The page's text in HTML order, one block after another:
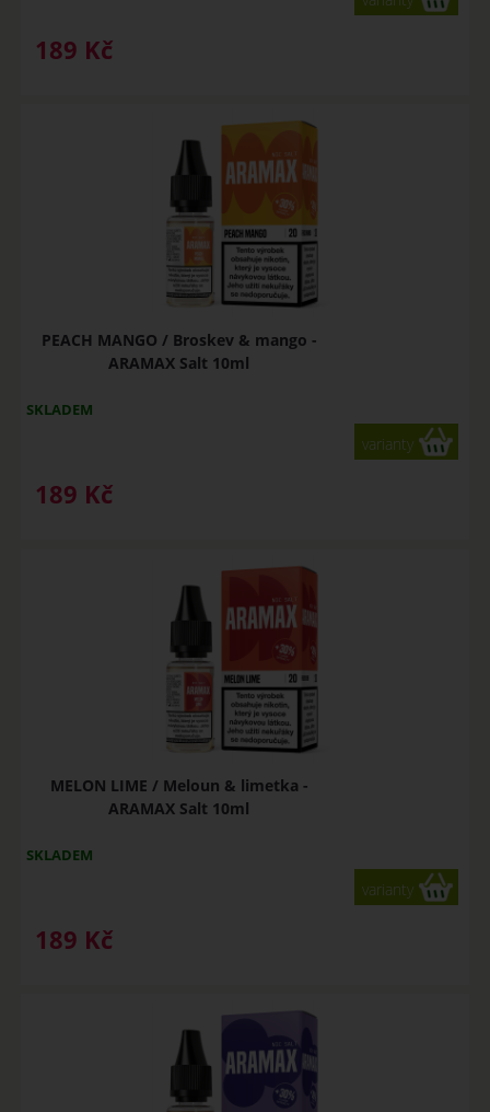
189 Kč
PEACH MANGO / Broskev & mango -
ARAMAX Salt 10ml
SKLADEM
varianty
189 Kč
MELON LIME / Meloun & limetka -
ARAMAX Salt 10ml
SKLADEM
varianty
189 Kč